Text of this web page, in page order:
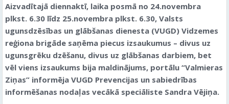
Aizvadītajā diennaktī, laika posmā no 24.novembra
plkst. 6.30 līdz 25.novembra plkst. 6.30, Valsts
ugunsdzēsības un glābšanas dienesta (VUGD) Vidzemes
reģiona brigāde saņēma piecus izsaukumus – divus uz
ugunsgrēku dzēšanu, divus uz glābšanas darbiem, bet
vēl viens izsaukums bija maldinājums, portālu “Valmieras
Ziņas” informēja VUGD Prevencijas un sabiedrības
informēšanas nodaļas vecākā speciāliste Sandra Vējiņa.